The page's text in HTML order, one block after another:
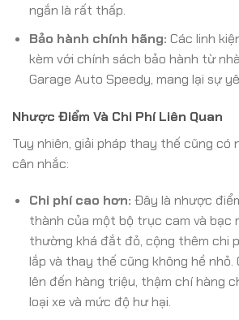
ngắn là rất thấp.
Bảo hành chính hãng: Các linh
kèm với chính sách bảo hành từ
Garage Auto Speedy, mang lại sự
Nhược Điểm Và Chi Phí Liên Quan
Tuy nhiên, giải pháp thay thế cũng có
cân nhắc:
Chi phí cao hơn: Đây là nhược
thành của một bộ trục cam và bạc
thường khá đắt đỏ, cộng thêm chi
lắp và thay thế cũng không hề nhỏ.
lên đến hàng triệu, thậm chí hàng
loại xe và mức độ hư hại.